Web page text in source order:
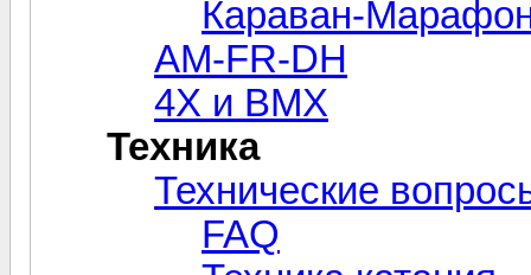
Караван-
AM-FR-DH
4X и BMX
Техника
Технические
FAQ